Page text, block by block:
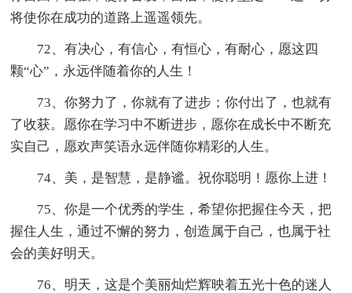
将使你在成功的道路上遥遥领先。
72、有决心，有信心，有恒心，有耐心，愿这四
颗“心”，永远伴随着你的人生！
73、你努力了，你就有了进步；你付出了，也就有
了收获。愿你在学习中不断进步，愿你在成长中不断充
实自己，愿欢声笑语永远伴随你精彩的人生。
74、美，是智慧，是静谧。祝你聪明！愿你上进！
75、你是一个优秀的学生，希望你把握住今天，把
握住人生，通过不懈的努力，创造属于自己，也属于社
会的美好明天。
76、明天，这是个美丽灿烂辉映着五光十色的迷人